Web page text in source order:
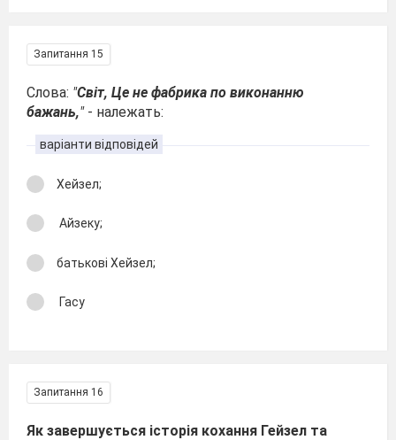
Запитання 15
Слова: "Світ, Це не фабрика по виконанню
бажань,"- належать:
варіанти відповідей
Хейзел;
Айзеку;
батькові Хейзел;
Гасу
Запитання 16
Як завершується історія кохання Гейзел та